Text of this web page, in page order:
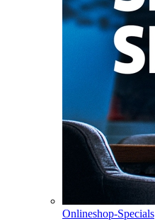
Onlineshop-Specials